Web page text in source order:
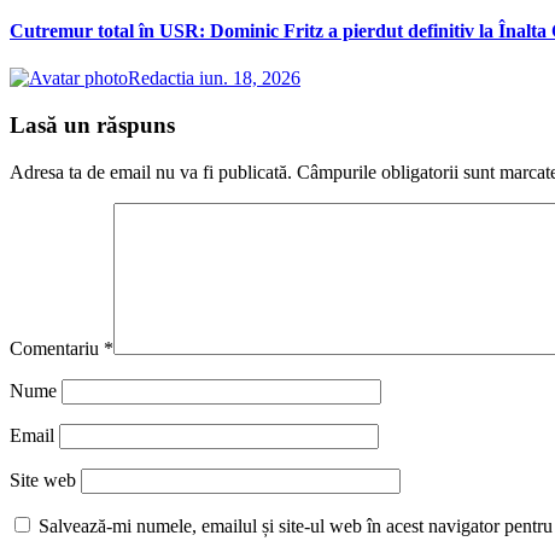
Cutremur total în USR: Dominic Fritz a pierdut definitiv la Înalta
Redactia iun. 18, 2026
Lasă un răspuns
Adresa ta de email nu va fi publicată. Câmpurile obligatorii sunt
Comentariu *
Nume
Email
Site web
Salvează-mi numele, emailul și site-ul web în acest navigator